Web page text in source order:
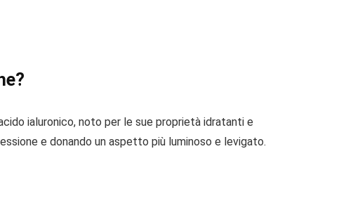
ialuronico, noto per le sue proprietà idratanti e
e donando un aspetto più luminoso e levigato.